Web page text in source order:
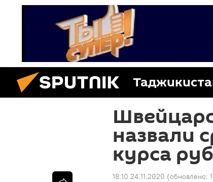
назвали
курса
18:10 24.11.2020 (обновлено: